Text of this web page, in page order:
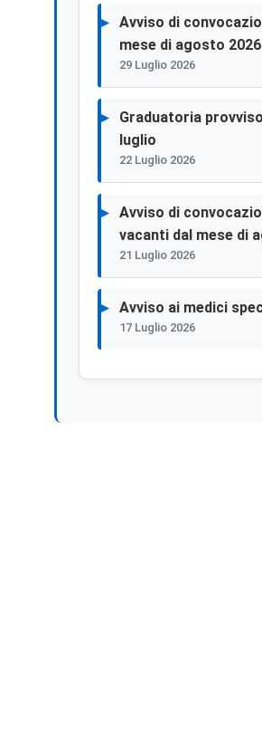
Avviso di
mese di agosto
29 Luglio 2026
Graduatoria
luglio
22 Luglio 2026
Avviso di
vacanti dal mese di
21 Luglio 2026
Avviso ai medici
17 Luglio 2026